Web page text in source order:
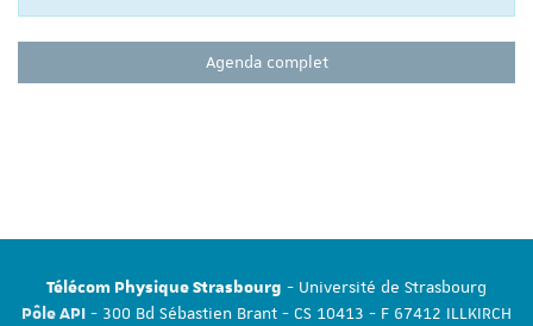
Agenda complet
Télécom Physique Strasbourg - Université de Strasbourg
Pôle API - 300 Bd Sébastien Brant - CS 10413 - F 67412 ILLKIRCH